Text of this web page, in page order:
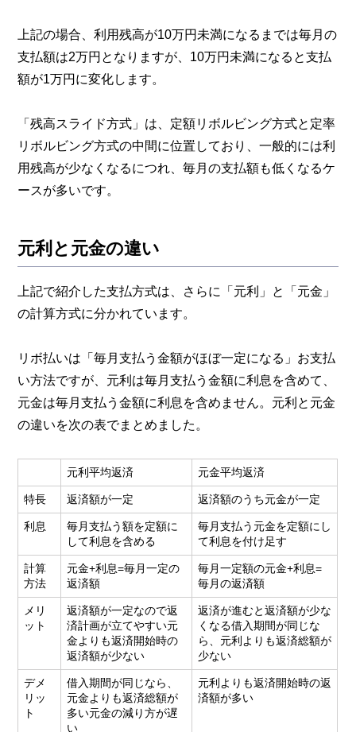
上記の場合、利用残高が10万円未満になるまでは毎月の
支払額は2万円となりますが、10万円未満になると支払
額が1万円に変化します。
「残高スライド方式」は、定額リボルビング方式と定率
リボルビング方式の中間に位置しており、一般的には利
用残高が少なくなるにつれ、毎月の支払額も低くなるケ
ースが多いです。
元利と元金の違い
上記で紹介した支払方式は、さらに「元利」と「元金」
の計算方式に分かれています。
リボ払いは「毎月支払う金額がほぼ一定になる」お支払
い方法ですが、元利は毎月支払う金額に利息を含めて、
元金は毎月支払う金額に利息を含めません。元利と元金
の違いを次の表でまとめました。
元利平均返済 元金平均返済
特長 返済額が一定 返済額のうち元金が一定
利息
毎月支払う額を定額に
して利息を含める
毎月支払う元金を定額にし
て利息を付け足す
計算
方法
元金+利息=毎月一定の
返済額
毎月一定額の元金+利息=
毎月の返済額
メリ
ット
返済額が一定なので返
済計画が立てやすい元
金よりも返済開始時の
返済額が少ない
返済が進むと返済額が少な
くなる借入期間が同じな
ら、元利よりも返済総額が
少ない
デメ
リッ
ト
借入期間が同じなら、
元金よりも返済総額が
多い元金の減り方が遅
い
元利よりも返済開始時の返
済額が多い